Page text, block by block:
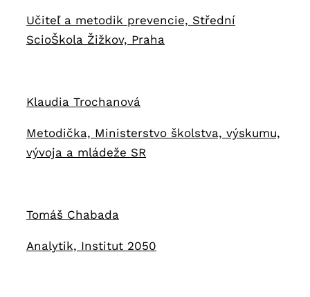
Učiteľ a metodik prevencie, Střední
ScioŠkola Žižkov, Praha
Klaudia Trochanová
Metodička, Ministerstvo školstva, výskumu,
vývoja a mládeže SR
Tomáš Chabada
Analytik, Institut 2050